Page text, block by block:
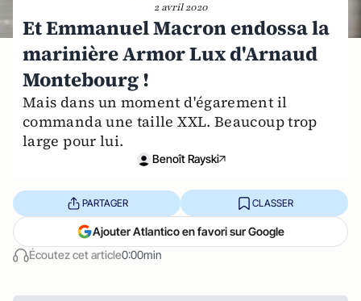
2 avril 2020
Et Emmanuel Macron endossa la
marinière Armor Lux d'Arnaud
Montebourg !
Mais dans un moment d'égarement il
commanda une taille XXL. Beaucoup trop
large pour lui.
Benoît Rayski
Écoutez cet article0:00min
PARTAGER CLASSER
Ajouter Atlantico en favori sur Google